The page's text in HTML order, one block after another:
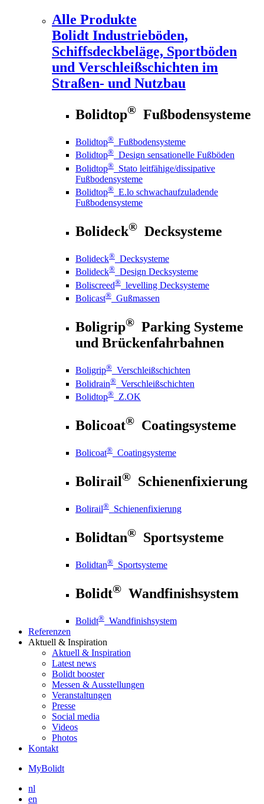
Alle Produkte
Bolidt Industrieböden,
Schiffsdeckbeläge, Sportböden
und Verschleißschichten im
Straßen- und Nutzbau
Bolidtop® Fußbodensysteme
Bolidtop® Fußbodensysteme
Bolidtop® Design sensationelle Fußböden
Bolidtop® Stato leitfähige/dissipative
Fußbodensysteme
Bolidtop® E.lo schwachaufzuladende
Fußbodensysteme
Bolideck® Decksysteme
Bolideck® Decksysteme
Bolideck® Design Decksysteme
Boliscreed® levelling Decksysteme
Bolicast® Gußmassen
Boligrip® Parking Systeme
und Brückenfahrbahnen
Boligrip® Verschleißschichten
Bolidrain® Verschleißschichten
Bolidtop® Z.OK
Bolicoat® Coatingsysteme
Bolicoat® Coatingsysteme
Bolirail® Schienenfixierung
Bolirail® Schienenfixierung
Bolidtan® Sportsysteme
Bolidtan® Sportsysteme
Bolidt® Wandfinishsystem
Bolidt® Wandfinishsystem
Referenzen
Aktuell & Inspiration
Aktuell & Inspiration
Latest news
Bolidt booster
Messen & Ausstellungen
Veranstaltungen
Presse
Social media
Videos
Photos
Kontakt
MyBolidt
nl
en